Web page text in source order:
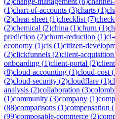
(1)chart-of-accounts (3)charts (1)
(2)cheat-sheet (1)checklist (7)
(2)chemical (2)china (1)churn (1)
prediction (2)churn-reduction (1)ci-
economy (1)cis (1)citizen-
(2)clickfunnels (2)client-acquisition
onboarding (1)client-portal (2)
(8)cloud-accounting (1)cloud-cost (
(2)cloud-security (2)cloudflare (1)
analysis (2)collaboration (3)
(1)community (3)company (1)
(88)comparisons (1)compensation (
(99)composable-commerce (2)